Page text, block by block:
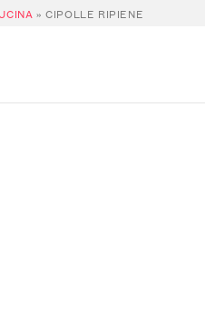
»CIPOLLE RIPIENE